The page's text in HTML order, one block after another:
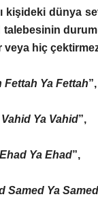
kişideki dünya
veya hiç
Fettah Ya Fettah”,
Ya Vahid”,
Ya Ehad”,
Samed Ya Samed